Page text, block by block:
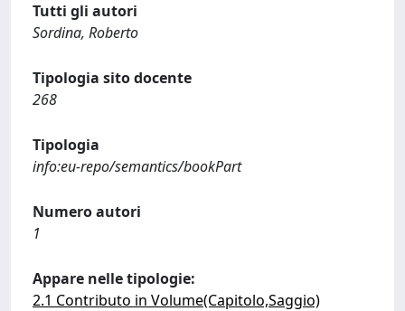
Tutti gli autori
Sordina, Roberto
Tipologia sito docente
268
Tipologia
info:eu-repo/semantics/bookPart
Numero autori
1
Appare nelle tipologie:
2.1 Contributo in Volume(Capitolo,Saggio)